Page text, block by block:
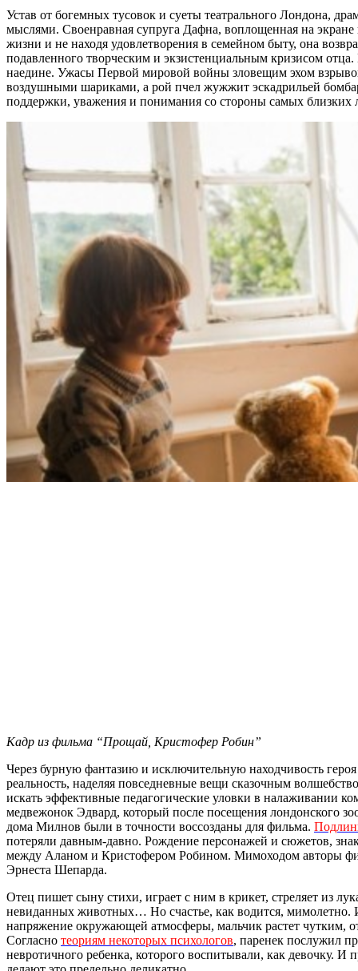
Устав от богемных тусовок и суеты театрального Лондона,
мыслями. Своенравная супруга Дафна, воплощенная на
жизни и не находя удовлетворения в семейном быту, она
подавленного творческим и экзистенциальным кризисом
наедине. Ужасы Первой мировой войны зловещим эхом
воздушными шариками, а рой пчел жужжит эскадрильей
поддержки, уважения и понимания со стороны самых близких
Кадр из фильма “Прощай, Кристофер Робин”
Через бурную фантазию и исключительную находчивость
реальность, наделяя повседневные вещи сказочным
искать эффективные педагогические уловки в налаживании
медвежонок Эдвард, который после посещения лондонского
дома Милнов были в точности воссозданы для фильма.
потеряли давным-давно. Рождение персонажей и сюжетов,
между Аланом и Кристофером Робином. Мимоходом авторы
Эрнеста Шепарда.
Отец пишет сыну стихи, играет с ним в крикет, стреляет из
невиданных животных… Но счастье, как водится,
напряжение окружающей атмосферы, мальчик растет
Согласно теориям некоторых психологов, паренек послужил
невротичного ребенка, которого воспитывали, как девочку.